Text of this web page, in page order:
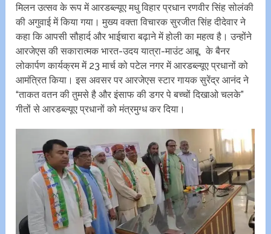
मिलन उत्सव के रूप में आरडब्ल्यूए मधु विहार प्रधान रणवीर सिंह सोलंकी
की अगुवाई में किया गया। मुख्य वक्ता विचारक सुरजीत सिंह दीदेवार ने
कहा कि आपसी सौहार्द और भाईचारा बढ़ाने में होली का महत्व है। उन्होंने
आरजेएस की सकारात्मक भारत-उदय यात्रा-माउंट आबू, के बैनर
लोकार्पण कार्यक्रम में 23 मार्च को पटेल नगर में आरडब्ल्यूए प्रधानों को
आमंत्रित किया। इस अवसर पर आरजेएस स्टार गायक सुरेंद्र आनंद ने
“ताकत वतन की तुमसे है और इंसाफ की डगर पे बच्चों दिखाओ चल‌के”
गीतों से आरडब्ल्यूए प्रधानों को मंत्रमुग्ध कर दिया।